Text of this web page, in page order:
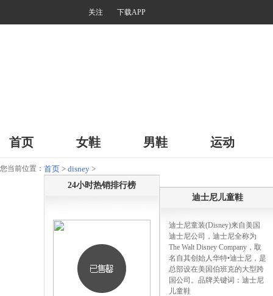
关注 下载APP
首页 女鞋 男鞋 运动
您当前位置： 首页 > disney >
24小时热销排行榜
迪士尼儿童鞋
迪士尼童装(Disney)来自美国
迪士尼公司，迪士尼全称为
The Walt Disney Company，取
名自其创始人华特•迪士尼，是
总部设在美国伯班克的大型跨
国公司。品牌关键词：迪士尼
儿童鞋